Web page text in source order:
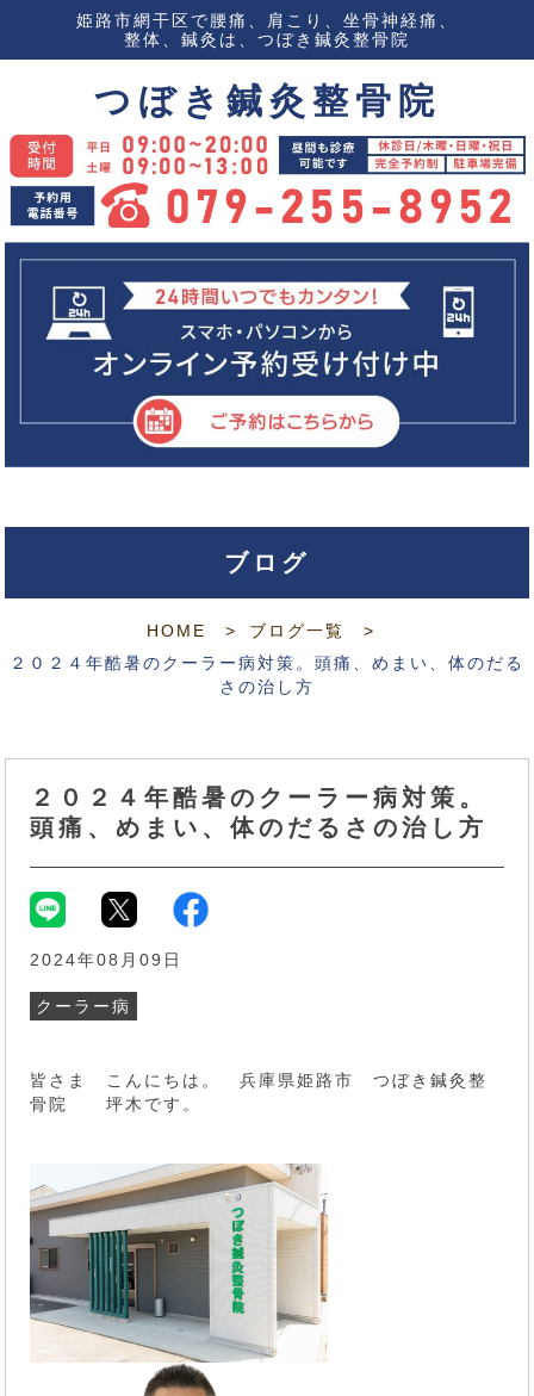
姫路市網干区で腰痛、肩こり、坐骨神経痛、
整体、鍼灸は、つぼき鍼灸整骨院
つぼき鍼灸整骨院
ブログ
HOME
ブログ一覧
２０２４年酷暑のクーラー病対策。頭痛、めまい、体のだる
さの治し方
２０２４年酷暑のクーラー病対策。
頭痛、めまい、体のだるさの治し方
2024年08月09日
クーラー病
皆さま こんにちは。 兵庫県姫路市 つぼき鍼灸整
骨院 坪木です。